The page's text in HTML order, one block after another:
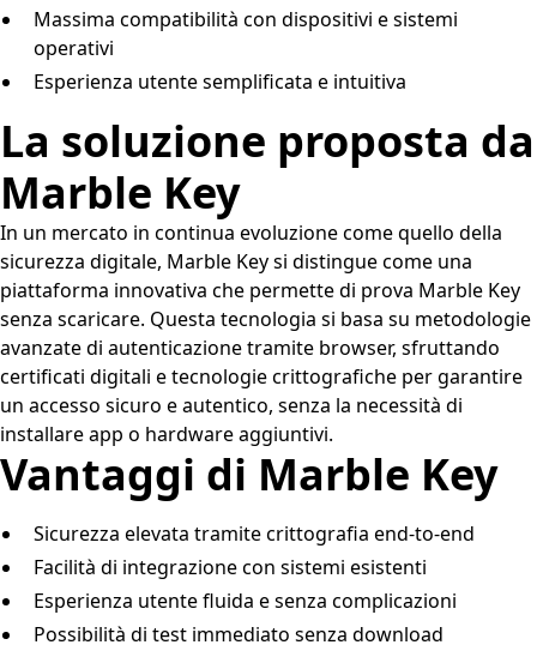
Massima compatibilità con dispositivi e sistemi
operativi
Esperienza utente semplificata e intuitiva
La soluzione proposta da
Marble Key
In un mercato in continua evoluzione come quello della
sicurezza digitale, Marble Key si distingue come una
piattaforma innovativa che permette di prova Marble Key
senza scaricare. Questa tecnologia si basa su metodologie
avanzate di autenticazione tramite browser, sfruttando
certificati digitali e tecnologie crittografiche per garantire
un accesso sicuro e autentico, senza la necessità di
installare app o hardware aggiuntivi.
Vantaggi di Marble Key
Sicurezza elevata tramite crittografia end-to-end
Facilità di integrazione con sistemi esistenti
Esperienza utente fluida e senza complicazioni
Possibilità di test immediato senza download